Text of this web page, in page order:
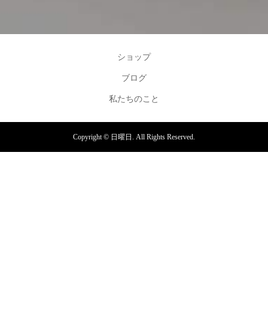
ショップ
ブログ
私たちのこと
Copyright © 日曜日. All Rights Reserved.